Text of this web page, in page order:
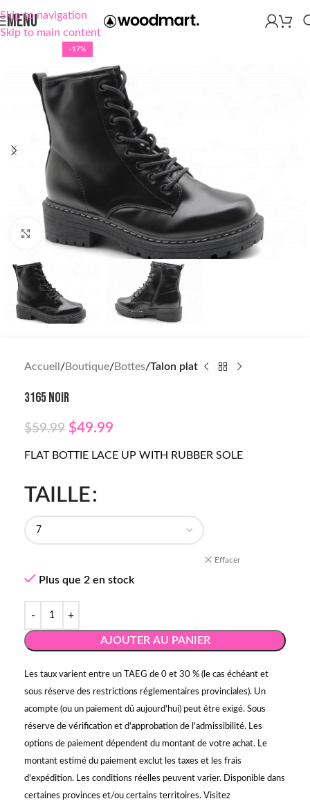
Skip to navigation
Skip to main content
MENU
-17%
Click to enlarge
Accueil Boutique Bottes Talon plat
3165 NOIR
$59.99 $49.99
FLAT BOTTIE LACE UP WITH RUBBER SOLE
TAILLE
Effacer
Plus que 2 en stock
AJOUTER AU PANIER
Les taux varient entre un TAEG de 0 et 30 % (le cas échéant et
sous réserve des restrictions réglementaires provinciales). Un
acompte (ou un paiement dû aujourd'hui) peut être exigé. Sous
réserve de vérification et d'approbation de l'admissibilité. Les
options de paiement dépendent du montant de votre achat. Le
montant estimé du paiement exclut les taxes et les frais
d'expédition. Les conditions réelles peuvent varier. Disponible dans
certaines provinces et/ou certains territoires. Visitez